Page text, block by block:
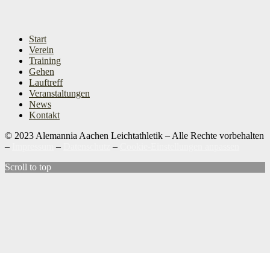
Start
Verein
Training
Gehen
Lauftreff
Veranstaltungen
News
Kontakt
© 2023 Alemannia Aachen Leichtathletik – Alle Rechte vorbehalten
–
– –
Scroll to top